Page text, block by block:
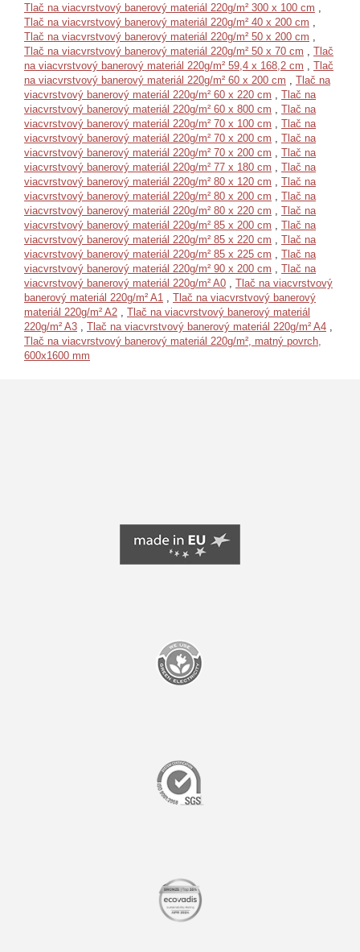
Tlač na viacvrstvový banerový materiál 220g/m² 300 x 100 cm
Tlač na viacvrstvový banerový materiál 220g/m² 40 x 200 cm
Tlač na viacvrstvový banerový materiál 220g/m² 50 x 200 cm
Tlač na viacvrstvový banerový materiál 220g/m² 50 x 70 cm
Tlač
na viacvrstvový banerový materiál 220g/m² 59,4 x 168,2 cm
Tlač
na viacvrstvový banerový materiál 220g/m² 60 x 200 cm
Tlač na
viacvrstvový banerový materiál 220g/m² 60 x 220 cm
Tlač na
viacvrstvový banerový materiál 220g/m² 60 x 800 cm
Tlač na
viacvrstvový banerový materiál 220g/m² 70 x 100 cm
Tlač na
viacvrstvový banerový materiál 220g/m² 70 x 200 cm
Tlač na
viacvrstvový banerový materiál 220g/m² 70 x 200 cm
Tlač na
viacvrstvový banerový materiál 220g/m² 77 x 180 cm
Tlač na
viacvrstvový banerový materiál 220g/m² 80 x 120 cm
Tlač na
viacvrstvový banerový materiál 220g/m² 80 x 200 cm
Tlač na
viacvrstvový banerový materiál 220g/m² 80 x 220 cm
Tlač na
viacvrstvový banerový materiál 220g/m² 85 x 200 cm
Tlač na
viacvrstvový banerový materiál 220g/m² 85 x 220 cm
Tlač na
viacvrstvový banerový materiál 220g/m² 85 x 225 cm
Tlač na
viacvrstvový banerový materiál 220g/m² 90 x 200 cm
Tlač na
viacvrstvový banerový materiál 220g/m² A0
Tlač na viacvrstvový
banerový materiál 220g/m² A1
Tlač na viacvrstvový banerový
materiál 220g/m² A2
Tlač na viacvrstvový banerový materiál
220g/m² A3
Tlač na viacvrstvový banerový materiál 220g/m² A4
Tlač na viacvrstvový banerový materiál 220g/m², matný povrch,
600x1600 mm